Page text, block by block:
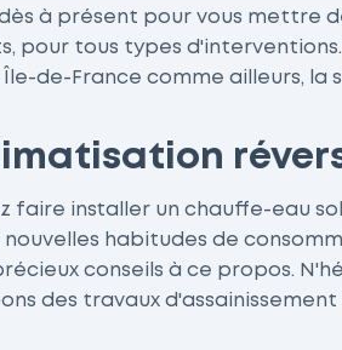
à présent pour vous mettre
pour tous types
Île-de-France comme ailleurs,
faire installer un chauffe-eau
habitudes de
conseils à ce propos.
des travaux